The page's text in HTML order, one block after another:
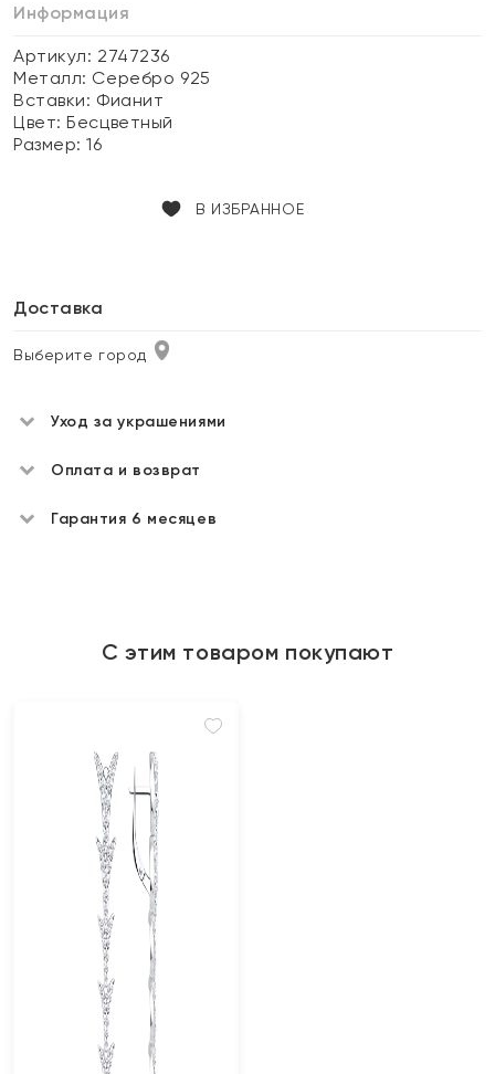
Информация
Артикул: 2747236
Металл: Серебро 925
Вставки: Фианит
Цвет:Бесцветный
Размер:16
В ИЗБРАННОЕ
Доставка
Выберите город
Уход за украшениями
Оплата и возврат
Гарантия 6 месяцев
С этим товаром покупают